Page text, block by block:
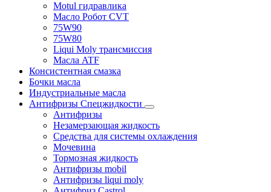
Motul гидравлика
Масло Робот CVT
75W90
75W80
Liqui Moly трансмиссия
Масла ATF
Консистентная смазка
Бочки масла
Индустриальные масла
Антифризы Спецжидкости
Антифризы
Незамерзающая жидкость
Средства для системы охлаждения
Мочевина
Тормозная жидкость
Антифризы mobil
Антифризы liqui moly